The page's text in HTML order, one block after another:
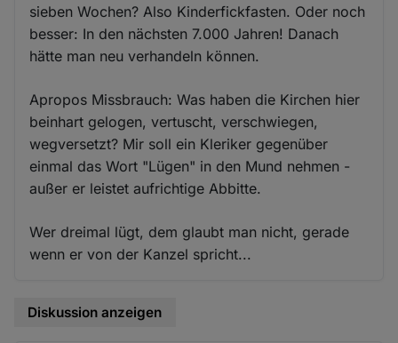
sieben Wochen? Also Kinderfickfasten. Oder noch
besser: In den nächsten 7.000 Jahren! Danach
hätte man neu verhandeln können.
Apropos Missbrauch: Was haben die Kirchen hier
beinhart gelogen, vertuscht, verschwiegen,
wegversetzt? Mir soll ein Kleriker gegenüber
einmal das Wort "Lügen" in den Mund nehmen -
außer er leistet aufrichtige Abbitte.
Wer dreimal lügt, dem glaubt man nicht, gerade
wenn er von der Kanzel spricht...
Diskussion anzeigen